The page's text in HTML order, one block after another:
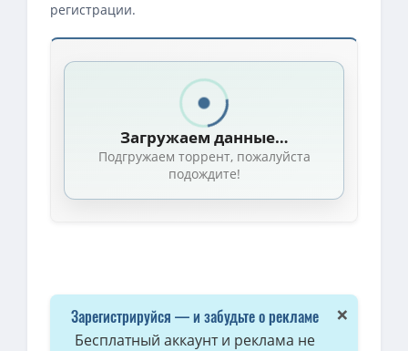
регистрации.
Загружаем данные…
Подгружаем торрент, пожалуйста
подождите!
×
Зарегистрируйся — и забудьте о рекламе
Бесплатный аккаунт и реклама не